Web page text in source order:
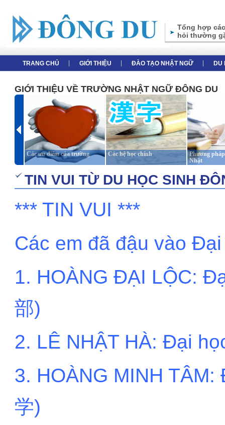
Tổng hợp
hỏi thường
TRANG CHỦ GIỚI THIỆU ĐÀO TẠO NHẬT NGỮ DU
GIỚI THIỆU VỀ TRƯỜNG NHẬT NGỮ ĐÔNG DU
Các ưu điểm của trường Các hệ học chính
Phương
Nhật
TIN VUI TỪ DU HỌC SINH
*** TIN VUI ***
Các em đã đậu vào
1. HOÀNG ĐẠI LỘC:
部)
2. LÊ NHẬT HÀ: Đại
3. HOÀNG MINH
学)